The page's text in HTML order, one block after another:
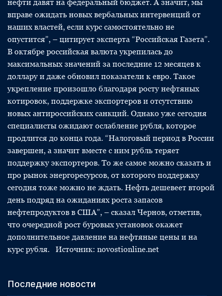
нефти давят на федеральный бюджет. А значит, мы
вправе ожидать новых вербальных интервенций от
наших властей, если курс самостоятельно не
опустится”, – цитирует эксперта “Российская Газета”.
В октябре российская валюта укрепилась до
максимальных значений за последние 12 месяцев к
доллару и даже обновил показатели к евро. Такое
укрепление произошло благодаря росту нефтяных
котировок, поддержке экспортеров и отсутствию
новых антироссийских санкций. Однако уже сегодня
специалисты ожидают ослабление рубля, которое
продлится до конца года. “Налоговый период в России
завершен, а значит вместе с ним рубль теряет
поддержку экспортеров. То же самое можно сказать и
про рынок энергоресурсов, от которого поддержку
сегодня тоже можно не ждать. Нефть дешевеет второй
день подряд на ожиданиях роста запасов
нефтепродуктов в США”, – сказал Чернов, отметив,
что очередной рост буровых установок окажет
дополнительное давление на нефтяные цены и на
курс рубля. Источник: novostionline.net
Последние новости